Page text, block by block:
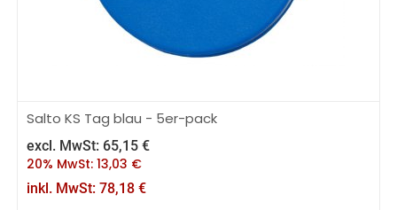
Salto KS Tag blau - 5er-pack
excl. MwSt: 65,15 €
20% MwSt: 13,03 €
inkl. MwSt: 78,18 €